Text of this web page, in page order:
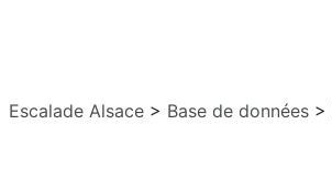
Escalade Alsace > Base de données >